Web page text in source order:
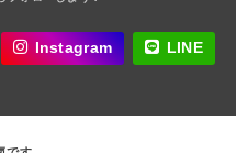
Instagram LINE